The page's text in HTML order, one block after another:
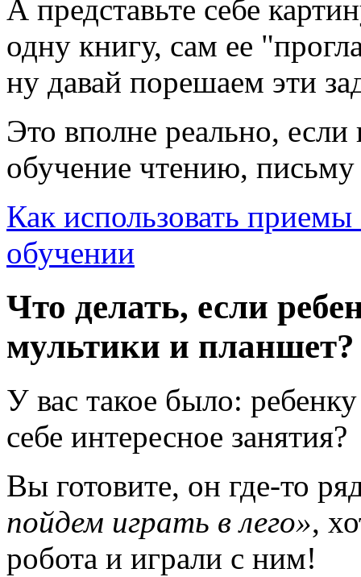
А представьте себе
одну книгу, сам ее
ну давай порешаем эти
Это вполне реально, если
обучение чтению,
Как использовать
обучении
Что делать, если
мультики и планшет?
У вас такое было:
себе интересное занятия?
Вы готовите, он где-то
пойдем играть в лего»,
робота и играли с ним!